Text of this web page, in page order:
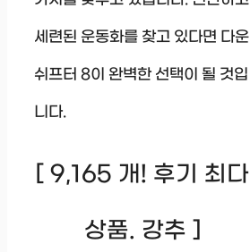
세련된 운동화를 찾고 있다면 다운
쉬프터 8이 완벽한 선택이 될 것입
니다.
[ 9,165 개! 후기 최다
상품. 강추 ]